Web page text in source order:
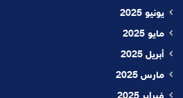
يونيو 2025
مايو 2025
أبريل 2025
مارس 2025